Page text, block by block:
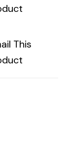
This